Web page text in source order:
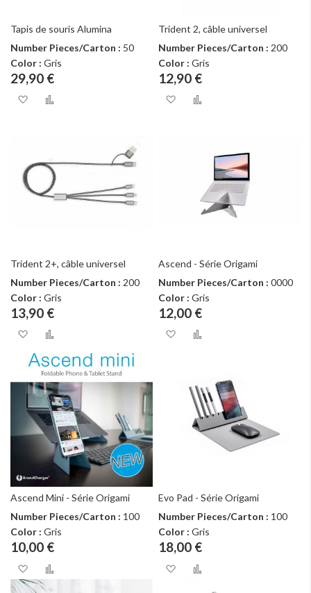
Tapis de souris Alumina
Number Pieces/Carton : 50
Color : Gris
29,90 €
Ajouter à ma liste d’envie
Ajouter au comparateur
Trident 2, câble universel
Number Pieces/Carton : 200
Color :Gris
12,90 €
Ajouter à ma liste
Trident 2+, câble universel
Number Pieces/Carton : 200
Color : Gris
13,90 €
Ajouter à ma liste d’envie
Ajouter au comparateur
Ascend - Série Origami
Number Pieces/Carton :0000
Color :Gris
12,00 €
Ajouter à ma liste
Ascend Mini - Série Origami
Number Pieces/Carton : 100
Color : Gris
10,00 €
Ajouter à ma liste d’envie
Ajouter au comparateur
Evo Pad - Série Origami
Number Pieces/Carton : 100
Color :Gris
18,00 €
Ajouter à ma liste